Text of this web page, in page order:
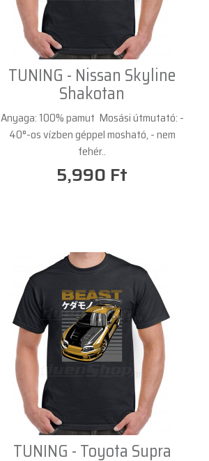
TUNING - Nissan Skyline
Shakotan
Anyaga: 100% pamut Mosási útmutató: -
40°-os vízben géppel mosható, - nem
fehér..
5,990 Ft
TUNING - Toyota Supra